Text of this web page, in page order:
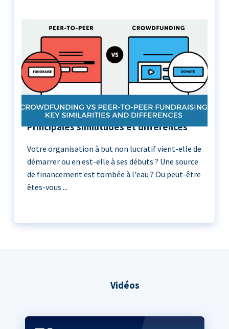
Crowdfunding vs Peer-to-Peer :
Principales similitudes et différences
Votre organisation à but non lucratif vient-elle de
démarrer ou en est-elle à ses débuts ? Une source
de financement est tombée à l'eau ? Ou peut-être
êtes-vous ...
Vidéos